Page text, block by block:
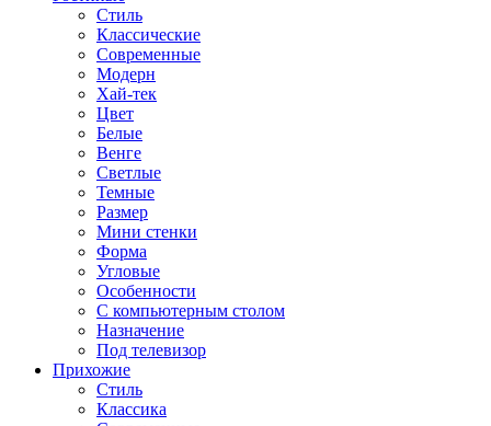
Стиль
Классические
Современные
Модерн
Хай-тек
Цвет
Белые
Венге
Светлые
Темные
Размер
Мини стенки
Форма
Угловые
Особенности
С компьютерным столом
Назначение
Под телевизор
Прихожие
Стиль
Классика